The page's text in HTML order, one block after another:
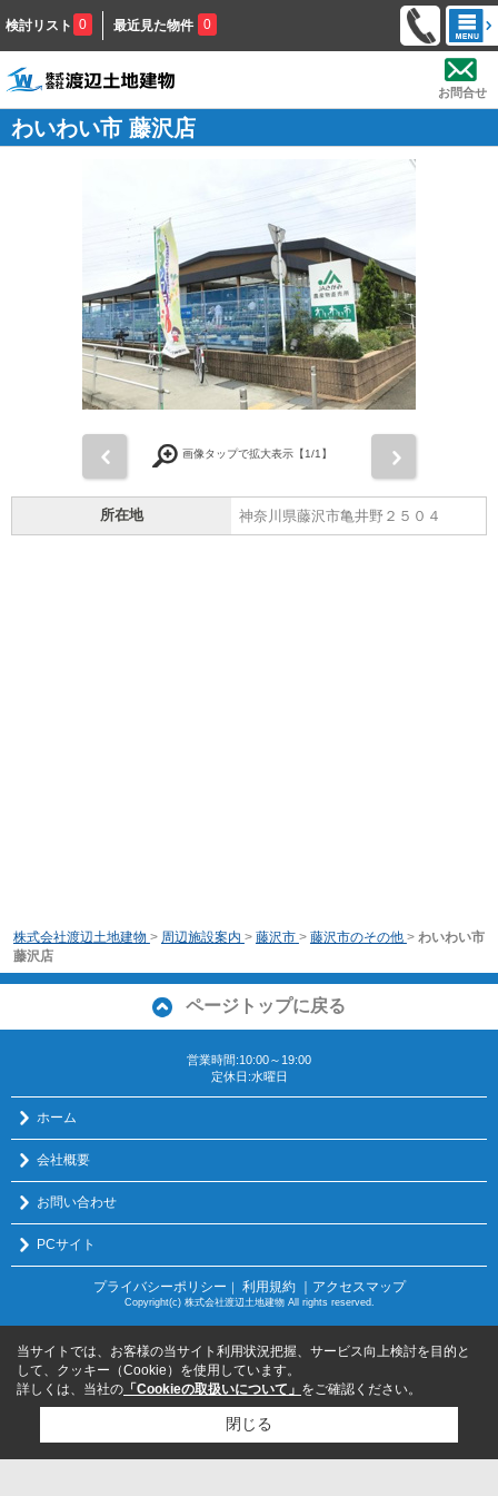
検討リスト 0 最近見た物件 0
お問合せ
わいわい市 藤沢店
画像タップで拡大表示【1/1】
所在地 神奈川県藤沢市亀井野２５０４
株式会社渡辺土地建物 > 周辺施設案内 > 藤沢市 > 藤沢市のその他 > わいわい市
藤沢店
ページトップに戻る
営業時間:10:00～19:00
定休日:水曜日
ホーム
会社概要
お問い合わせ
PCサイト
プライバシーポリシー ｜ 利用規約 ｜アクセスマップ
Copyright(c) 株式会社渡辺土地建物 All rights reserved.
当サイトでは、お客様の当サイト利用状況把握、サービス向上検討を目的と
して、クッキー（Cookie）を使用しています。
詳しくは、当社の 「Cookieの取扱いについて」 をご確認ください。
閉じる